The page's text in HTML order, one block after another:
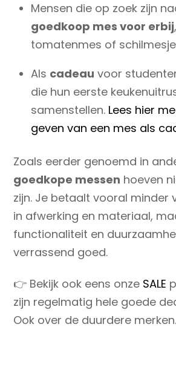
Mensen die op zoek zijn
goedkoop mes voor erbij
tomatenmes of
Als cadeau voor
die hun eerste
samenstellen. Lees hier
geven van een mes als
Zoals eerder genoemd in
goedkope messen hoeven
zijn. Je betaalt vooral minder
in afwerking en materiaal,
functionaliteit en
verrassend goed.
👉 Bekijk ook eens onze SALE
zijn regelmatig hele goede
Ook over de duurdere merken.